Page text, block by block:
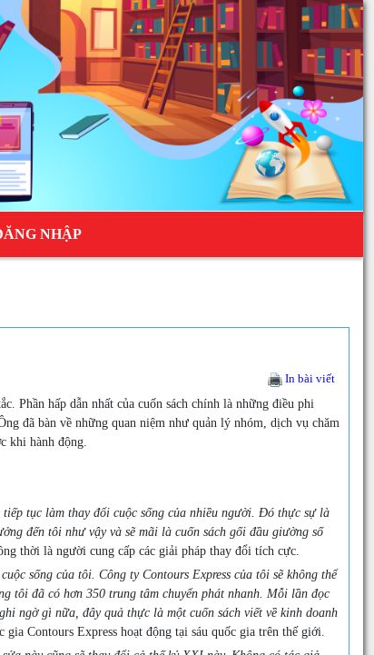
NHẬP
In bài viết
Phần hấp dẫn nhất của cuốn sách chính là những điều phi
đã bàn về những quan niệm như quản lý nhóm, dịch vụ chăm
khi hành động.
tục làm thay đổi cuộc sống của nhiều người. Đó thực sự là
đến tôi như vậy và sẽ mãi là cuốn sách gối đầu giường số
thời là người cung cấp các giải pháp thay đổi tích cực.
sống của tôi. Công ty Contours Express của tôi sẽ không thể
tôi đã có hơn 350 trung tâm chuyển phát nhanh. Mỗi lần đọc
ngờ gì nữa, đây quả thực là một cuốn sách viết về kinh doanh
Contours Express hoạt động tại sáu quốc gia trên thế giới.